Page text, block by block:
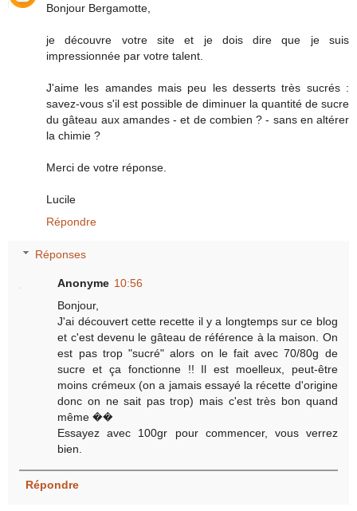
Bonjour Bergamotte,
je découvre votre site et je dois dire que je suis
impressionnée par votre talent.
J'aime les amandes mais peu les desserts très sucrés :
savez-vous s'il est possible de diminuer la quantité de sucre
du gâteau aux amandes - et de combien ? - sans en altérer
la chimie ?
Merci de votre réponse.
Lucile
Répondre
Réponses
Anonyme 10:56
Bonjour,
J'ai découvert cette recette il y a longtemps sur ce blog
et c'est devenu le gâteau de référence à la maison. On
est pas trop "sucré" alors on le fait avec 70/80g de
sucre et ça fonctionne !! Il est moelleux, peut-être
moins crémeux (on a jamais essayé la récette d'origine
donc on ne sait pas trop) mais c'est très bon quand
même ��
Essayez avec 100gr pour commencer, vous verrez
bien.
Répondre